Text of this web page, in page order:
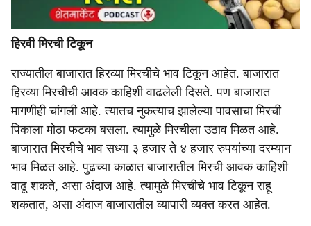
हिरवी मिरची टिकून
राज्यातील बाजारात हिरव्या मिरचीचे भाव टिकून आहेत. बाजारात
हिरव्या मिरचीची आवक काहिशी वाढलेली दिसते. पण बाजारात
मागणीही चांगली आहे. त्यातच नुकत्याच झालेल्या पावसाचा मिरची
पिकाला मोठा फटका बसला. त्यामुळे मिरचीला उठाव मिळत आहे.
बाजारात मिरचीचे भाव सध्या ३ हजार ते ४ हजार रुपयांच्या दरम्यान
भाव मिळत आहे. पुढच्या काळात बाजारातील मिरची आवक काहिशी
वाढू शकते, असा अंदाज आहे. त्यामुळे मिरचीचे भाव टिकून राहू
शकतात, असा अंदाज बाजारातील व्यापारी व्यक्त करत आहेत.